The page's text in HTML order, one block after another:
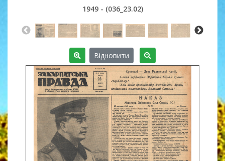
1949 - (036_23.02)
Відновити